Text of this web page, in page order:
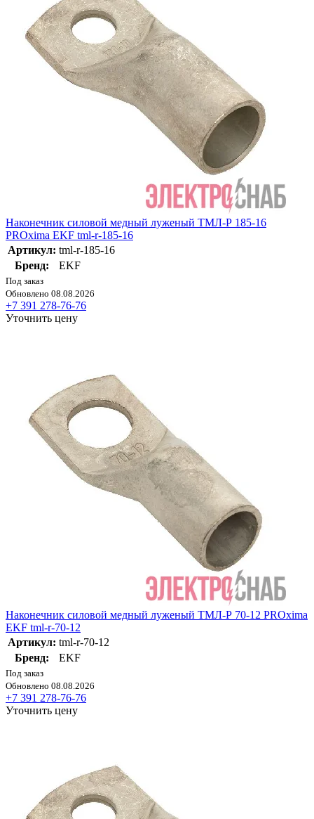
Наконечник силовой медный луженый ТМЛ-Р 185-16
PROxima EKF tml-r-185-16
Артикул: tml-r-185-16
Бренд:
EKF
Под заказ
Обновлено 08.08.2026
+7 391 278-76-76
Уточнить цену
Наконечник силовой медный луженый ТМЛ-Р 70-12 PROxima
EKF tml-r-70-12
Артикул: tml-r-70-12
Бренд:
EKF
Под заказ
Обновлено 08.08.2026
+7 391 278-76-76
Уточнить цену